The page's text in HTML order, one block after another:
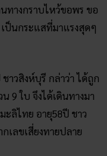
ทางกราบไหว้ขอพร ขอ
ป็นกระแสที่มาแรงสุดๆ
าวสิงห์บุรี กล่าว่า ได้ถูก
9 ใบ จึงได้เดินทางมา
ลิไทย อายุ58ปี ชาว
เลขเสี่ยงทายปลาย